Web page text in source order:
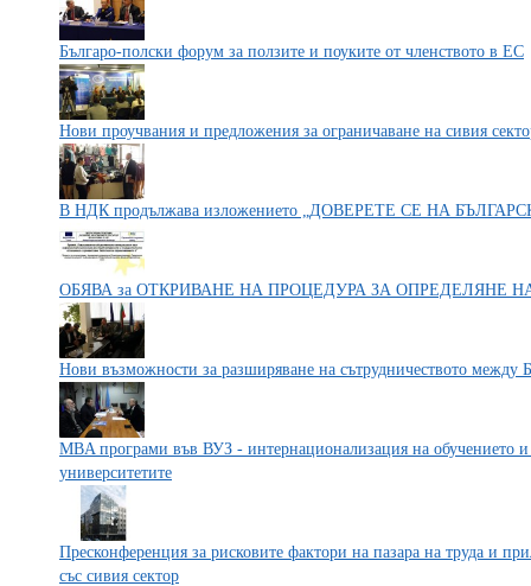
Българо-полски форум за ползите и поуките от членството в ЕС
Нови проучвания и предложения за ограничаване на сивия
В НДК продължава изложението „ДОВЕРЕТЕ СЕ НА
ОБЯВА за ОТКРИВАНЕ НА ПРОЦЕДУРА ЗА ОПРЕДЕЛЯНЕ
Нови възможности за разширяване на сътрудничеството между
MBA програми във ВУЗ - интернационализация на обучението и
университетите
Пресконференция за рисковите фактори на пазара на труда и
със сивия сектор